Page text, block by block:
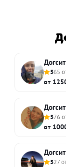
565
от
576
от
527